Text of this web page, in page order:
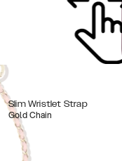
Slim Wristlet Strap
Gold Chain